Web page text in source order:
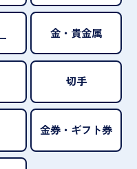
金・貴金属
切手
金券・ギフト券